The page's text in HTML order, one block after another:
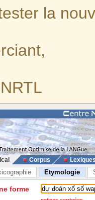
la
Corpus
Etymologie
forme